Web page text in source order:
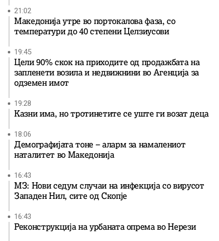
21:02
Македонија утре во портокалова фаза, со
температури до 40 степени Целзиусови
19:45
Цели 90% скок на приходите од продажбата на
запленети возила и недвижнини во Агенција за
одземен имот
19:28
Казни има, но тротинетите се уште ги возат деца
18:06
Демографијата тоне – аларм за намалениот
наталитет во Македонија
16:43
МЗ: Нови седум случаи на инфекција со вирусот
Западен Нил, сите од Скопје
16:43
Реконструкција на урбаната опрема во Нерези